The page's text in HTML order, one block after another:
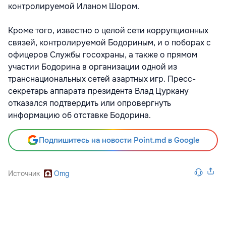
контролируемой Иланом Шором.
Кроме того, известно о целой сети коррупционных
связей, контролируемой Бодориным, и о поборах с
офицеров Службы госохраны, а также о прямом
участии Бодорина в организации одной из
транснациональных сетей азартных игр. Пресс-
секретарь аппарата президента Влад Цуркану
отказался подтвердить или опровергнуть
информацию об отставке Бодорина.
Подпишитесь на новости Point.md в Google
Источник Omg